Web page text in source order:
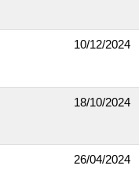
10/12/2024
18/10/2024
26/04/2024